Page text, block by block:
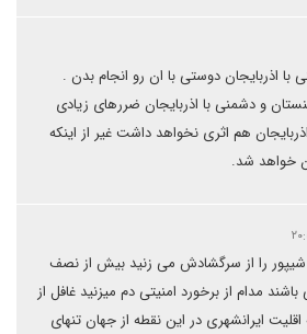
با اذربایجان دوستی با ان رو انجام بدن .
و دشمنی با اذربایجان ضررهای زیادی
هم اثری نخواهد داشت غیر از اینکه
خواهد شد.
شیپور را از سرگشادش می زنید بیش از نصف
مدام از برخورد امنیتی دم میزنید غافل از
ایرانشهری در این نقطه از جهان تنهای